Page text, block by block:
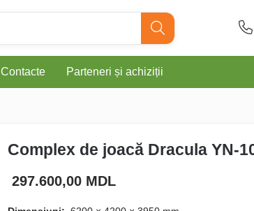
Contacte Parteneri și achiziții
Complex de joacă Dracula YN-
297.600,00 MDL